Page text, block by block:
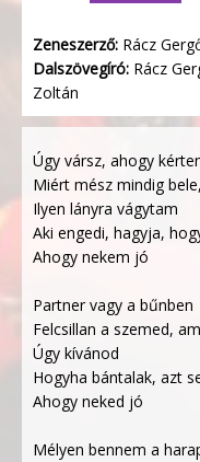
Zeneszerző: Rácz
Dalszövegíró: Rácz
Zoltán
Úgy vársz, ahogy
Miért mész mindig
Ilyen lányra vágytam
Aki engedi, hagyja,
Ahogy nekem jó
Partner vagy a bűnben
Felcsillan a szemed,
Úgy kívánod
Hogyha bántalak, azt
Ahogy neked jó
Mélyen bennem a